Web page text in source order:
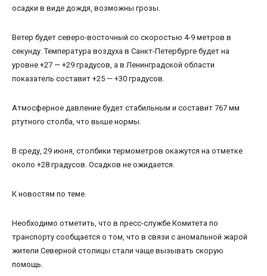
осадки в виде дождя, возможны грозы.
Ветер будет северо-восточный со скоростью 4-9 метров в
секунду. Температура воздуха в Санкт-Петербурге будет на
уровне +27 — +29 градусов, а в Ленинградской области
показатель составит +25 — +30 градусов.
Атмосферное давление будет стабильным и составит 767 мм
ртутного столба, что выше нормы.
В среду, 29 июня, столбики термометров окажутся на отметке
около +28 градусов. Осадков не ожидается.
К новостям по теме.
Необходимо отметить, что в пресс-службе Комитета по
транспорту сообщается о том, что в связи с аномальной жарой
жители Северной столицы стали чаще вызывать скорую
помощь.